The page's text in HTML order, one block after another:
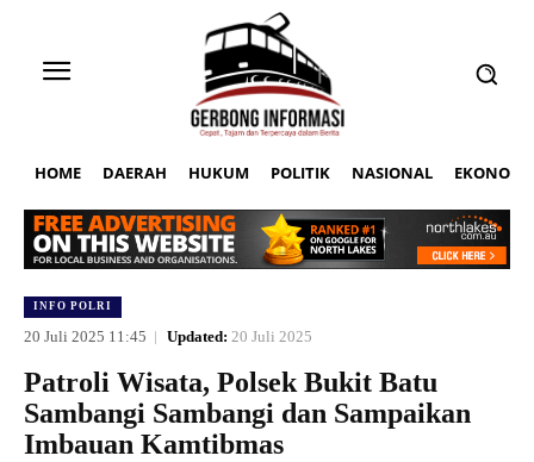
HOME DAERAH HUKUM POLITIK NASIONAL EKONOMI
INFO POLRI
20 Juli 2025 11:45 Updated: 20 Juli 2025
Patroli Wisata, Polsek Bukit Batu
Sambangi Sambangi dan Sampaikan
Imbauan Kamtibmas